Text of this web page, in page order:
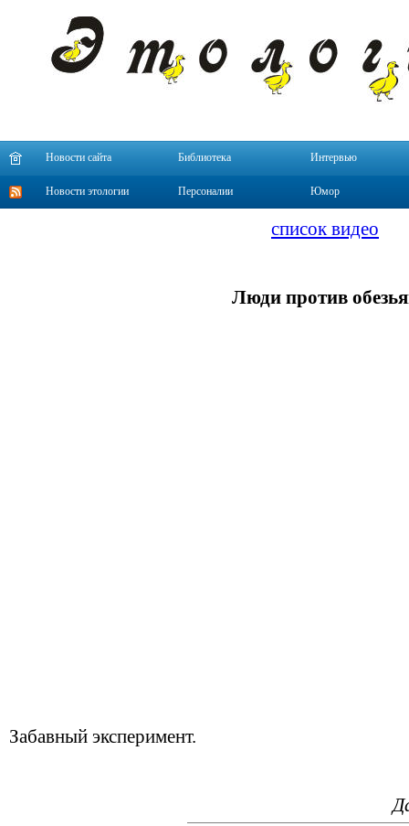
Новости сайта Библиотека Интервью
Новости этологии Персоналии Юмор
список видео
Люди против
Забавный эксперимент.